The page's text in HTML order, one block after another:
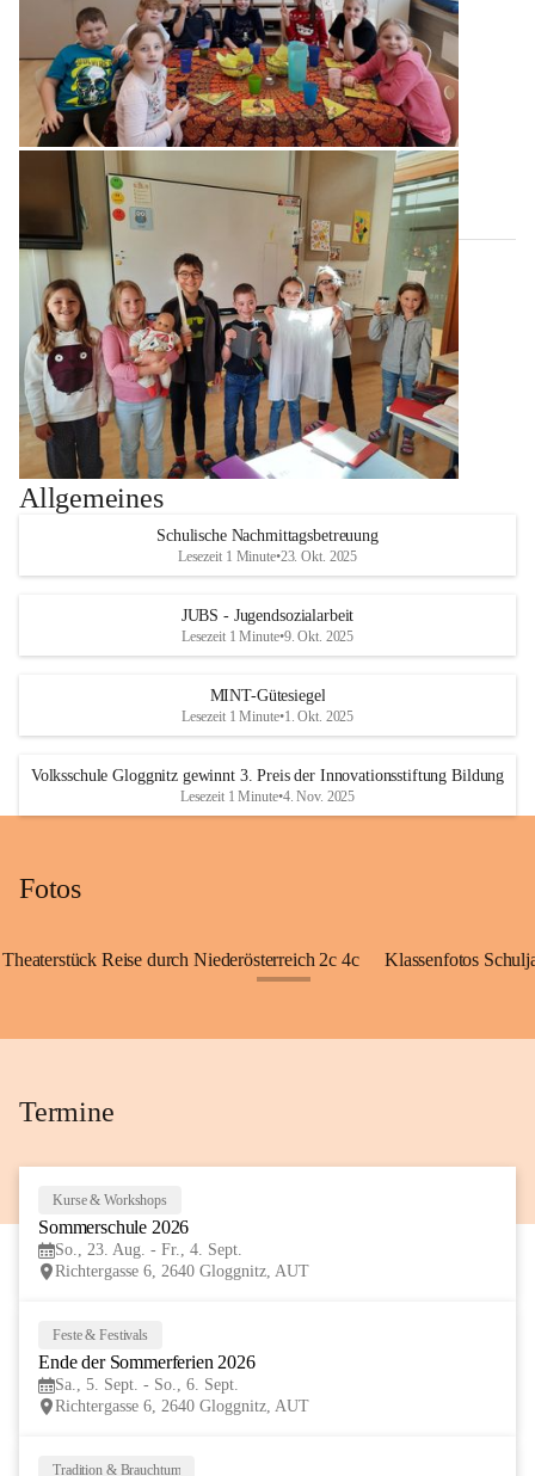
Allgemeines
Schulische Nachmittagsbetreuung
Lesezeit 1 Minute•23. Okt. 2025
JUBS - Jugendsozialarbeit
Lesezeit 1 Minute•9. Okt. 2025
MINT-Gütesiegel
Lesezeit 1 Minute•1. Okt. 2025
Volksschule Gloggnitz gewinnt 3. Preis der Innovationsstiftung Bildung
Lesezeit 1 Minute•4. Nov. 2025
Fotos
Theaterstück Reise durch Niederösterreich 2c 4c Klassenfotos
Termine
Kurse & Workshops
Sommerschule 2026
So., 23. Aug. - Fr., 4. Sept.
Richtergasse 6, 2640 Gloggnitz, AUT
Feste & Festivals
Ende der Sommerferien 2026
Sa., 5. Sept. - So., 6. Sept.
Richtergasse 6, 2640 Gloggnitz, AUT
Tradition & Brauchtum